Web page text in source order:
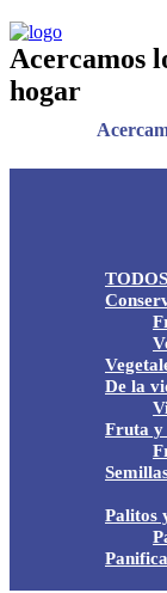
Acercamos
hogar
De la
Fruta y
Palitos